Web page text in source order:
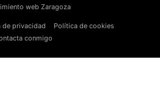
web Zaragoza
de privacidad
Política de cookies
conmigo